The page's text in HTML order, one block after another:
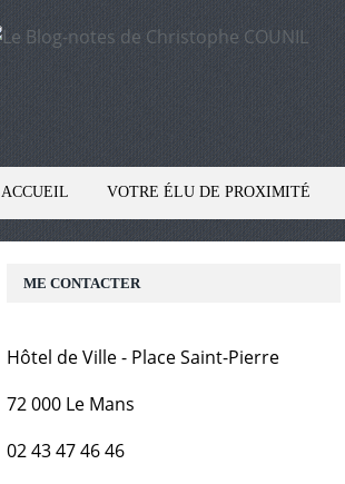
ACCUEIL VOTRE ÉLU DE PROXIMITÉ
ME CONTACTER
Hôtel de Ville - Place Saint-Pierre
72 000 Le Mans
02 43 47 46 46